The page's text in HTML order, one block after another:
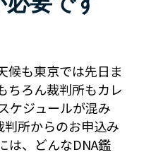
候も東京では先日ま
ちろん裁判所もカレ
ケジュールが混み
所からのお申込み
は、どんなDNA鑑